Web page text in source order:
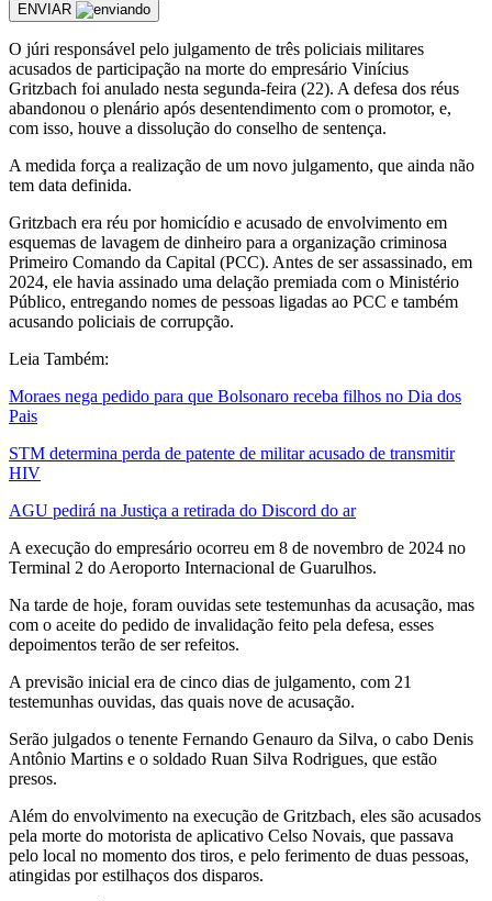
ENVIAR
O júri responsável pelo julgamento de três policiais militares
acusados de participação na morte do empresário Vinícius
Gritzbach foi anulado nesta segunda-feira (22). A defesa dos réus
abandonou o plenário após desentendimento com o promotor, e,
com isso, houve a dissolução do conselho de sentença.
A medida força a realização de um novo julgamento, que ainda não
tem data definida.
Gritzbach era réu por homicídio e acusado de envolvimento em
esquemas de lavagem de dinheiro para a organização criminosa
Primeiro Comando da Capital (PCC). Antes de ser assassinado, em
2024, ele havia assinado uma delação premiada com o Ministério
Público, entregando nomes de pessoas ligadas ao PCC e também
acusando policiais de corrupção.
Leia Também:
Moraes nega pedido para que Bolsonaro receba filhos no Dia dos
Pais
STM determina perda de patente de militar acusado de transmitir
HIV
AGU pedirá na Justiça a retirada do Discord do ar
A execução do empresário ocorreu em 8 de novembro de 2024 no
Terminal 2 do Aeroporto Internacional de Guarulhos.
Na tarde de hoje, foram ouvidas sete testemunhas da acusação, mas
com o aceite do pedido de invalidação feito pela defesa, esses
depoimentos terão de ser refeitos.
A previsão inicial era de cinco dias de julgamento, com 21
testemunhas ouvidas, das quais nove de acusação.
Serão julgados o tenente Fernando Genauro da Silva, o cabo Denis
Antônio Martins e o soldado Ruan Silva Rodrigues, que estão
presos.
Além do envolvimento na execução de Gritzbach, eles são acusados
pela morte do motorista de aplicativo Celso Novais, que passava
pelo local no momento dos tiros, e pelo ferimento de duas pessoas,
atingidas por estilhaços dos disparos.